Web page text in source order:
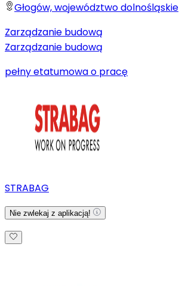
Głogów, województwo dolnośląskie
Zarządzanie budową
Zarządzanie budową
pełny etatumowa o pracę
STRABAG
Nie zwlekaj z aplikacją!